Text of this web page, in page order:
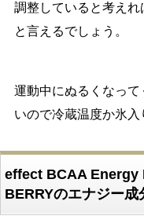
調整していると考え
と言えるでしょう。
運動中にぬるくなっ
いので冷蔵温度か氷入
effect BCAA Energy
BERRYのエナジー成